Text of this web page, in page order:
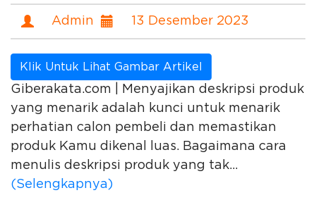
Admin 13 Desember 2023
Klik Untuk Lihat Gambar Artikel
Giberakata.com | Menyajikan deskripsi produk
yang menarik adalah kunci untuk menarik
perhatian calon pembeli dan memastikan
produk Kamu dikenal luas. Bagaimana cara
menulis deskripsi produk yang tak...
(Selengkapnya)